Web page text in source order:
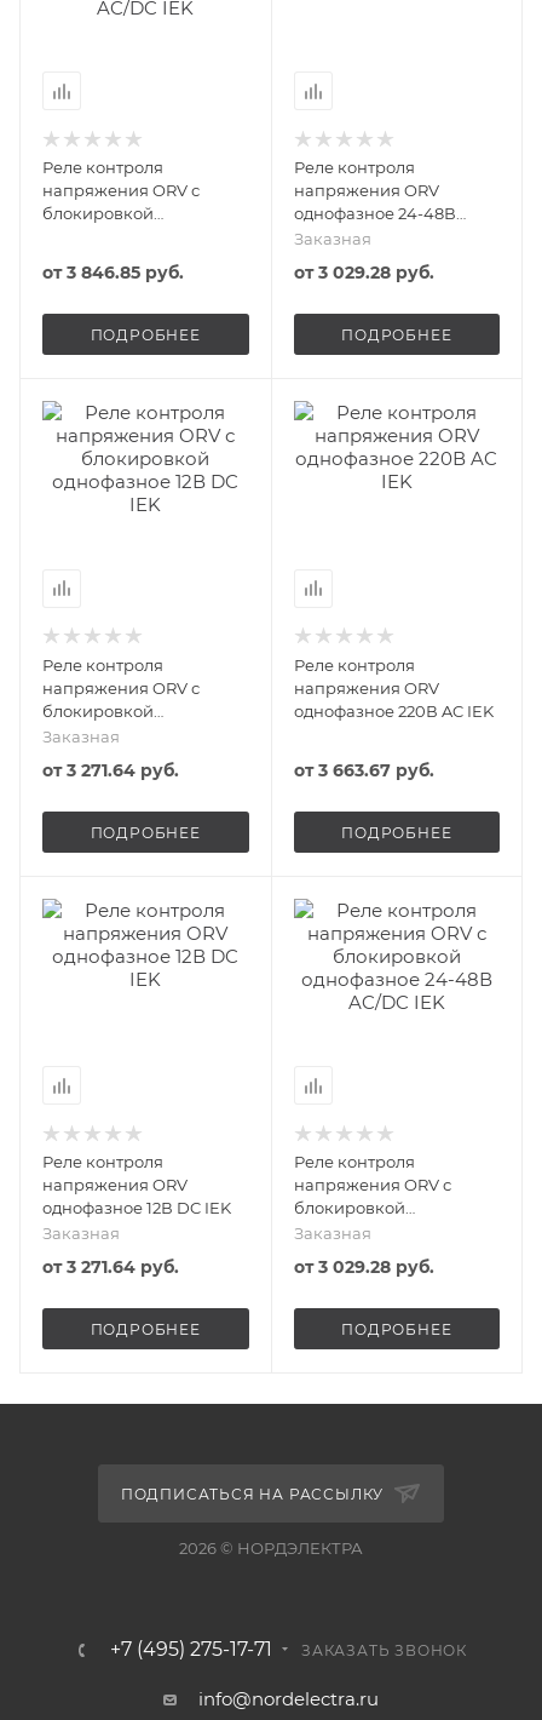
Реле контроля
напряжения ORV с
блокировкой
от3 846.85 руб.
ПОДРОБНЕЕ
Реле контроля
напряжения ORV
однофазное 24-48В
AC/DC IEK
Заказная
от3 029.28 руб.
ПОДРОБНЕЕ
Реле контроля
напряжения ORV с
блокировкой
однофазное 12В DC IEK
Заказная
от3 271.64 руб.
ПОДРОБНЕЕ
Реле контроля
напряжения ORV
однофазное 220В AC IEK
от3 663.67 руб.
ПОДРОБНЕЕ
Реле контроля
напряжения ORV
однофазное 12В DC IEK
Заказная
от3 271.64 руб.
ПОДРОБНЕЕ
Реле контроля
напряжения ORV с
блокировкой
однофазное 24-48В
Заказная
от3 029.28 руб.
ПОДРОБНЕЕ
ПОДПИСАТЬСЯ НА РАССЫЛКУ
2026 © НОРДЭЛЕКТРА
+7 (495) 275-17-71 ЗАКАЗАТЬ ЗВОНОК
info@nordelectra.ru